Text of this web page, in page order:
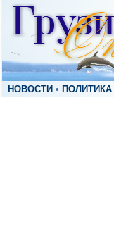
НОВОСТИ • ПОЛИТИКА